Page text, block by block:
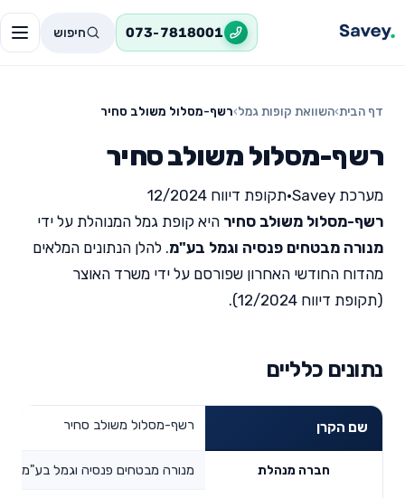
073-7818001 חיפוש
דף הבית›השוואת קופות גמל›רשף-מסלול משולב סחיר
רשף-מסלול משולב סחיר
מערכת Savey •תקופת דיווח 12/2024
רשף-מסלול משולב סחיר היא קופת גמל המנוהלת על ידי
מנורה מבטחים פנסיה וגמל בע"מ. להלן הנתונים המלאים
מהדוח החודשי האחרון שפורסם על ידי משרד האוצר
(תקופת דיווח 12/2024).
נתונים כלליים
שם הקרן רשף-מסלול משולב סחיר
חברה מנהלת מנורה מבטחים פנסיה וגמל בע"מ